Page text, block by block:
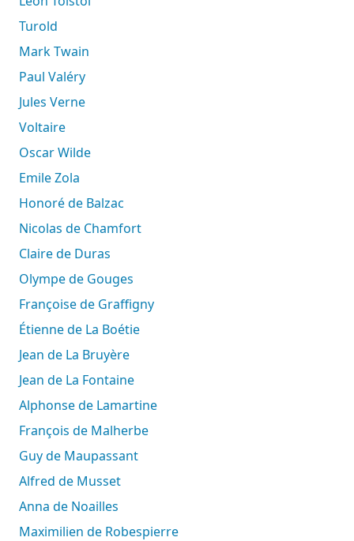
Turold
Mark Twain
Paul Valéry
Jules Verne
Voltaire
Oscar Wilde
Emile Zola
Honoré de Balzac
Nicolas de Chamfort
Claire de Duras
Olympe de Gouges
Françoise de Graffigny
Étienne de La Boétie
Jean de La Bruyère
Jean de La Fontaine
Alphonse de Lamartine
François de Malherbe
Guy de Maupassant
Alfred de Musset
Anna de Noailles
Maximilien de Robespierre